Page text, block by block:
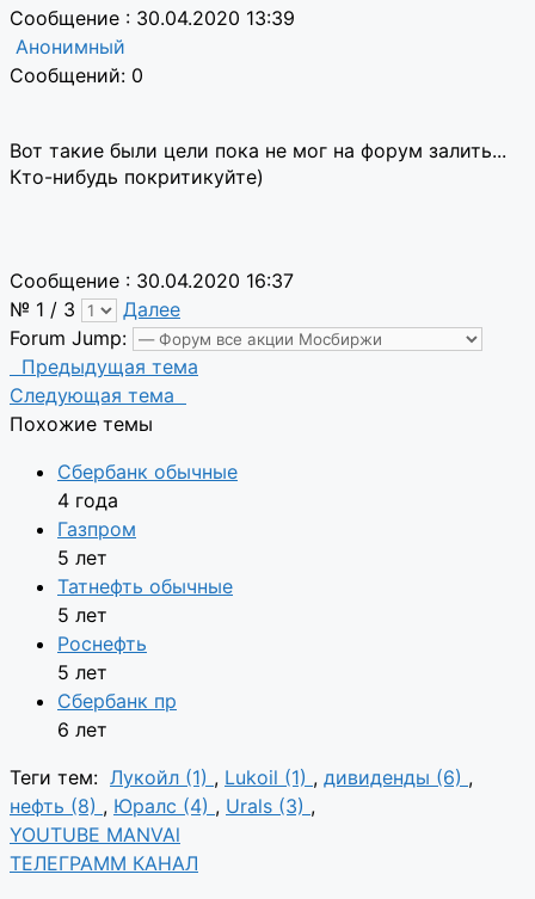
Сообщение : 30.04.2020 13:39
Анонимный
Сообщений: 0
Вот такие были цели пока не мог на форум залить...
Кто-нибудь покритикуйте)
Сообщение : 30.04.2020 16:37
№ 1 / 3
Далее
Forum Jump:
Предыдущая тема
Следующая тема
Похожие темы
Сбербанк обычные
4 года
Газпром
5 лет
Татнефть обычные
5 лет
Роснефть
5 лет
Сбербанк пр
6 лет
Теги тем: Лукойл (1) , Lukoil (1) , дивиденды (6) ,
нефть (8) , Юралс (4) , Urals (3) ,
YOUTUBE MANVAl
ТЕЛЕГРАММ КАНАЛ